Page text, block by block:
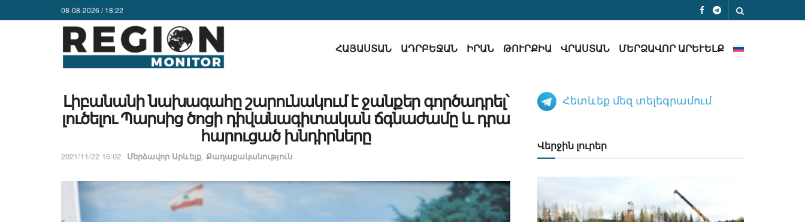
08-08-2026 / 18:22
ՀԱՅԱՍՏԱՆ ԱԴՐԲԵՋԱՆ ԻՐԱՆ ԹՈՒՐՔԻԱ ՎՐԱՍՏԱՆ ՄԵՐՁԱՎՈՐ ԱՐԵՒԵԼՔ
Լիբանանի նախագահը շարունակում է ջանքեր գործադրել՝
լուծելու Պարսից ծոցի դիվանագիտական ճգնաժամը և դրա
հարուցած խնդիրները
2021/11/22 16:02 Մերձավոր Արևելք, Քաղաքականություն
Հետևեք մեզ տելեգրամում
Վերջին լուրեր